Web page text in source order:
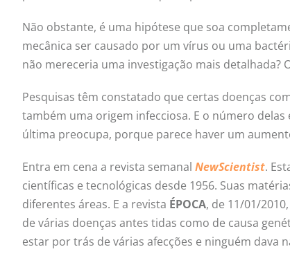
Não obstante, é uma hipótese que soa
mecânica ser causado por um vírus ou uma
não mereceria uma investigação mais detalhada?
Pesquisas têm constatado que certas doenças
também uma origem infecciosa. E o número
última preocupa, porque parece haver um
Entra em cena a revista semanal NewScientist.
científicas e tecnológicas desde 1956. Suas
diferentes áreas. E a revista ÉPOCA, de 11/01/
de várias doenças antes tidas como de causa
estar por trás de várias afecções e ninguém dava